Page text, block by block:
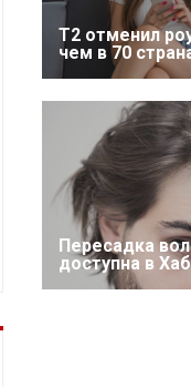
Т2 отменил
чем в 70
Пересадка
доступна в